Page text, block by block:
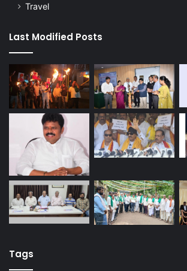
Travel
Last Modified Posts
Tags